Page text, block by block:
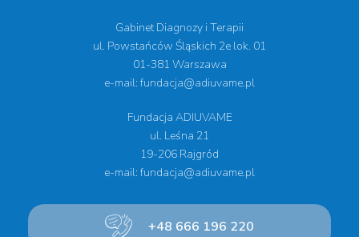
Gabinet Diagnozy i Terapii
ul. Powstańców Śląskich 2e lok. 01
01-381 Warszawa
e-mail: fundacja@adiuvame.pl
Fundacja ADIUVAME
ul. Leśna 21
19-206 Rajgród
e-mail: fundacja@adiuvame.pl
+48 666 196 220